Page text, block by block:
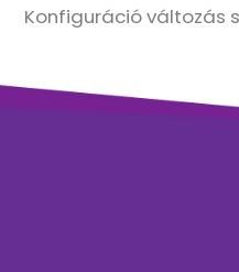
Konfiguráció változás